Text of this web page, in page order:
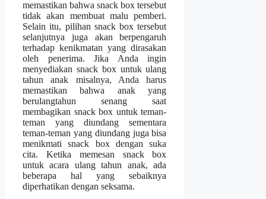
memastikan bahwa snack box tersebut
tidak akan membuat malu pemberi.
Selain itu, pilihan snack box tersebut
selanjutnya juga akan berpengaruh
terhadap kenikmatan yang dirasakan
oleh penerima. Jika Anda ingin
menyediakan snack box untuk ulang
tahun anak misalnya, Anda harus
memastikan bahwa anak yang
berulangtahun senang saat
membagikan snack box untuk teman-
teman yang diundang sementara
teman-teman yang diundang juga bisa
menikmati snack box dengan suka
cita. Ketika memesan snack box
untuk acara ulang tahun anak, ada
beberapa hal yang sebaiknya
diperhatikan dengan seksama.